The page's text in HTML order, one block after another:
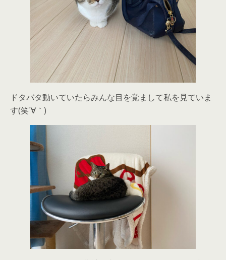
ドタバタ動いていたらみんな目を覚まして私を見ていま
す(笑´∀｀)